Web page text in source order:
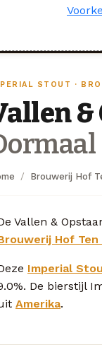
STOUT ·
&
Brouwerij Hof
Vallen &
Hof Ten
Imperial
De bierstijl
Amerika.